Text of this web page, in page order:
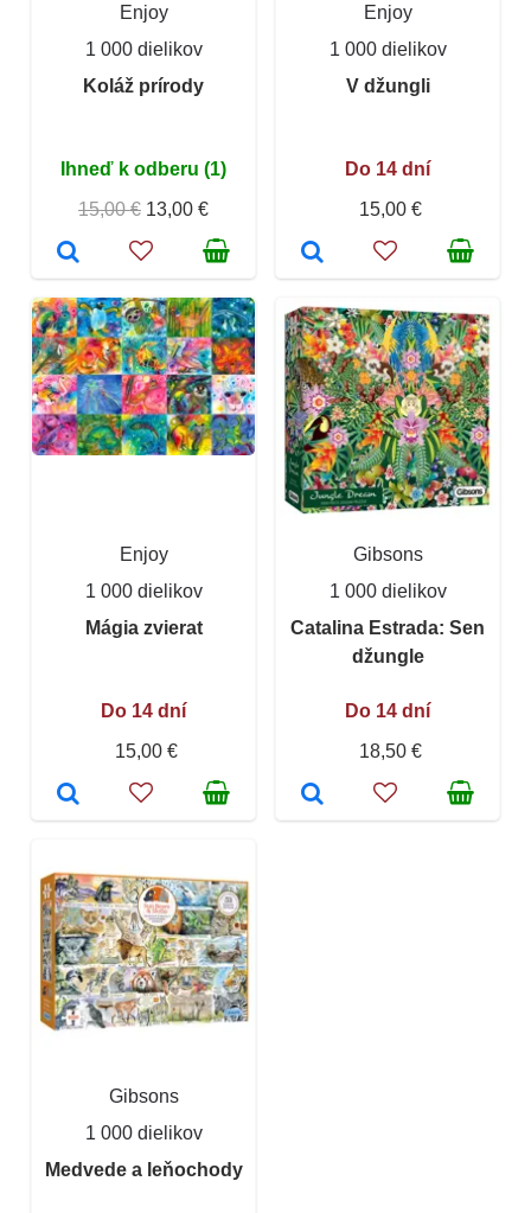
Enjoy
1 000 dielikov
Koláž prírody
Ihneď k odberu (1)
15,00 € 13,00 €
Enjoy
1 000 dielikov
V džungli
Do 14 dní
15,00 €
Enjoy
1 000 dielikov
Mágia zvierat
Do 14 dní
15,00 €
Gibsons
1 000 dielikov
Catalina Estrada: Sen
džungle
Do 14 dní
18,50 €
Gibsons
1 000 dielikov
Medvede a leňochody